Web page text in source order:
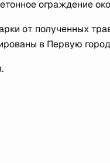
ограждение
от полученных
в Первую